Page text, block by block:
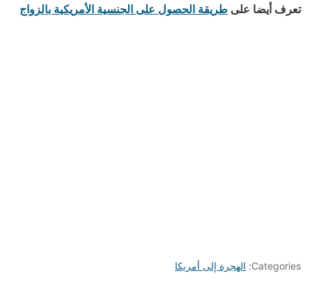
تعرف أيضا على طريقة الحصول على الجنسية الأمريكية بالزواج
Categories: الهجرة إلى أمريكا